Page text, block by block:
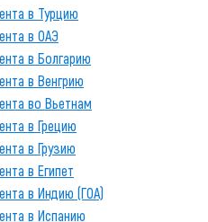
в Турцию
в ОАЭ
в Болгарию
в Венгрию
во Вьетнам
в Грецию
в Грузию
в Египет
в Индию (ГОА)
в Испанию